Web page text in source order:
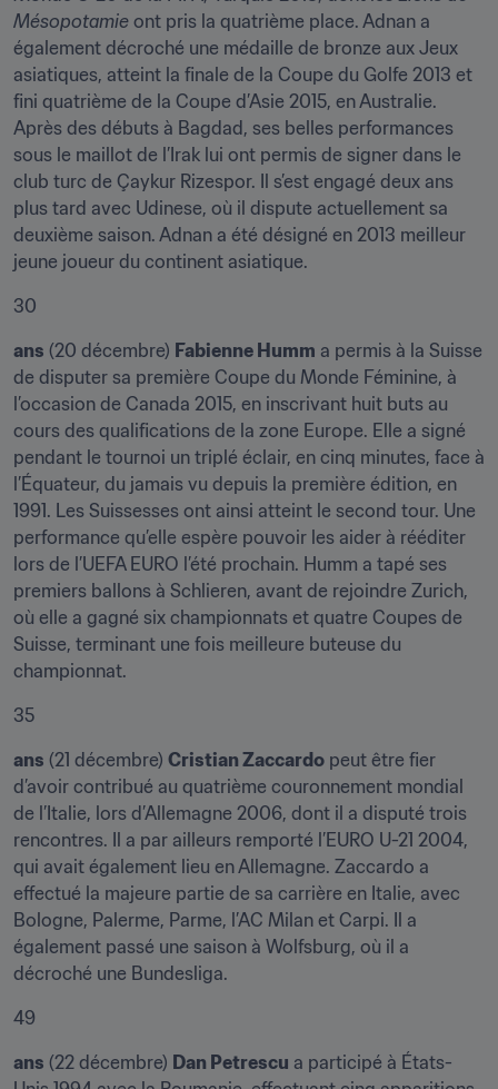
Mésopotamie ont pris la quatrième place. Adnan a
également décroché une médaille de bronze aux Jeux
asiatiques, atteint la finale de la Coupe du Golfe 2013 et
fini quatrième de la Coupe d’Asie 2015, en Australie.
Après des débuts à Bagdad, ses belles performances
sous le maillot de l’Irak lui ont permis de signer dans le
club turc de Çaykur Rizespor. Il s’est engagé deux ans
plus tard avec Udinese, où il dispute actuellement sa
deuxième saison. Adnan a été désigné en 2013 meilleur
jeune joueur du continent asiatique.
30
ans (20 décembre) Fabienne Humm a permis à la Suisse
de disputer sa première Coupe du Monde Féminine, à
l’occasion de Canada 2015, en inscrivant huit buts au
cours des qualifications de la zone Europe. Elle a signé
pendant le tournoi un triplé éclair, en cinq minutes, face à
l’Équateur, du jamais vu depuis la première édition, en
1991. Les Suissesses ont ainsi atteint le second tour. Une
performance qu’elle espère pouvoir les aider à rééditer
lors de l’UEFA EURO l’été prochain. Humm a tapé ses
premiers ballons à Schlieren, avant de rejoindre Zurich,
où elle a gagné six championnats et quatre Coupes de
Suisse, terminant une fois meilleure buteuse du
championnat.
35
ans (21 décembre) Cristian Zaccardo peut être fier
d’avoir contribué au quatrième couronnement mondial
de l’Italie, lors d’Allemagne 2006, dont il a disputé trois
rencontres. Il a par ailleurs remporté l’EURO U-21 2004,
qui avait également lieu en Allemagne. Zaccardo a
effectué la majeure partie de sa carrière en Italie, avec
Bologne, Palerme, Parme, l’AC Milan et Carpi. Il a
également passé une saison à Wolfsburg, où il a
décroché une Bundesliga.
49
ans (22 décembre) Dan Petrescu a participé à États-